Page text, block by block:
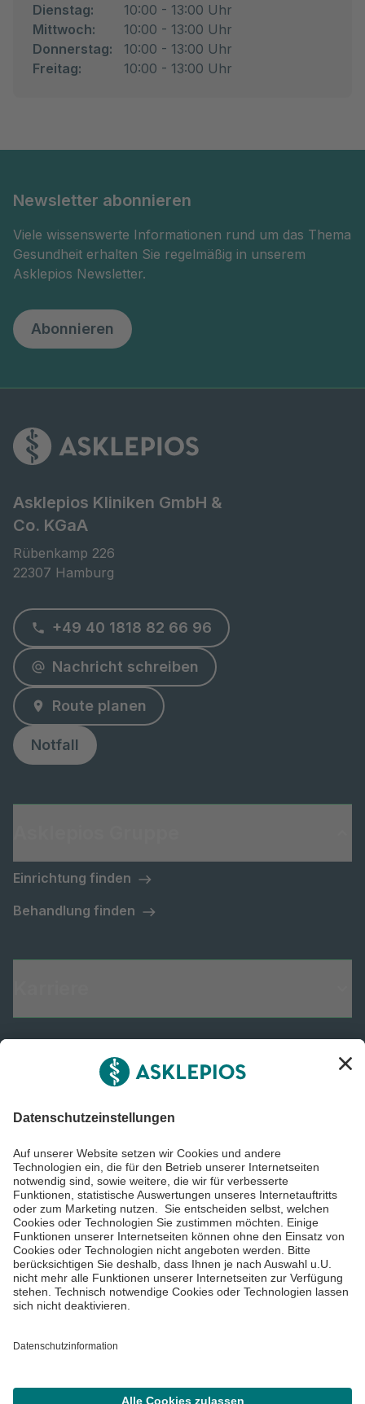
Dienstag:
10:00 - 13:00 Uhr
Mittwoch:
10:00 - 13:00 Uhr
Donnerstag:
10:00 - 13:00 Uhr
Freitag:
10:00 - 13:00 Uhr
Newsletter abonnieren
Viele wissenswerte Informationen rund um das Thema
Gesundheit erhalten Sie regelmäßig in unserem
Asklepios Newsletter.
Abonnieren
Asklepios Kliniken GmbH &
Co. KGaA
Rübenkamp 226
22307 Hamburg
+49 40 1818 82 66 96
Nachricht schreiben
Route planen
Notfall
Einrichtung finden
Behandlung finden
Informiert bleiben
Impressum
Datenschutzinformationen
Barrierefreiheit